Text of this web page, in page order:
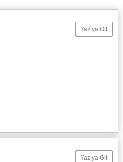
Yazıya Git
Yazıya Git